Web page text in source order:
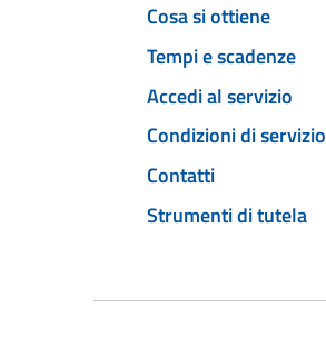
Cosa si ottiene
Tempi e scadenze
Accedi al servizio
Condizioni di servizio
Contatti
Strumenti di tutela